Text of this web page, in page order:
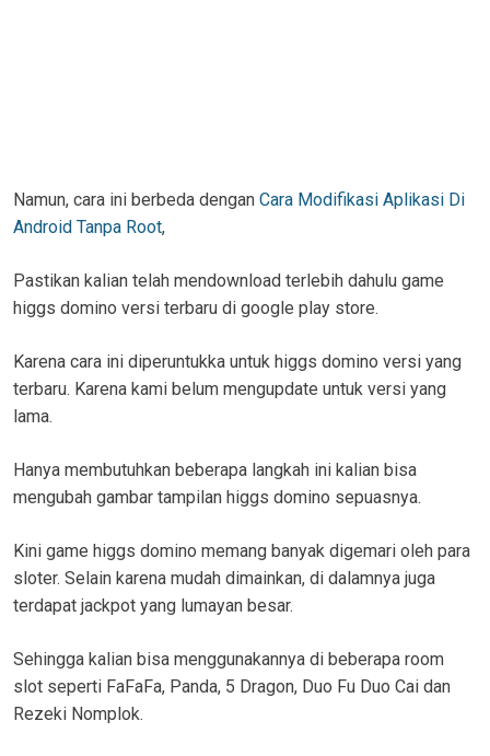
Namun, cara ini berbeda dengan Cara Modifikasi Aplikasi Di
Android Tanpa Root,
Pastikan kalian telah mendownload terlebih dahulu game
higgs domino versi terbaru di google play store.
Karena cara ini diperuntukka untuk higgs domino versi yang
terbaru. Karena kami belum mengupdate untuk versi yang
lama.
Hanya membutuhkan beberapa langkah ini kalian bisa
mengubah gambar tampilan higgs domino sepuasnya.
Kini game higgs domino memang banyak digemari oleh para
sloter. Selain karena mudah dimainkan, di dalamnya juga
terdapat jackpot yang lumayan besar.
Sehingga kalian bisa menggunakannya di beberapa room
slot seperti FaFaFa, Panda, 5 Dragon, Duo Fu Duo Cai dan
Rezeki Nomplok.